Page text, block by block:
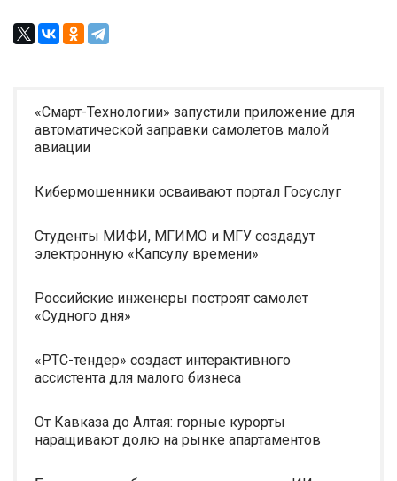
«Смарт-Технологии» запустили приложение для
автоматической заправки самолетов малой
авиации
Кибермошенники осваивают портал Госуслуг
Студенты МИФИ, МГИМО и МГУ создадут
электронную «Капсулу времени»
Российские инженеры построят самолет
«Судного дня»
«РТС-тендер» создаст интерактивного
ассистента для малого бизнеса
От Кавказа до Алтая: горные курорты
наращивают долю на рынке апартаментов